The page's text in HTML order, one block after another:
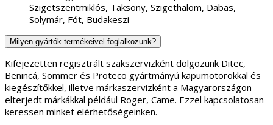
Szigetszentmiklós, Taksony, Szigethalom, Dabas,
Solymár, Fót, Budakeszi
Milyen gyártók termékeivel foglalkozunk?
Kifejezetten regisztrált szakszervizként dolgozunk Ditec,
Benincá, Sommer és Proteco gyártmányú kapumotorokkal és
kiegészítőkkel, illetve márkaszervizként a Magyarországon
elterjedt márkákkal például Roger, Came. Ezzel kapcsolatosan
keressen minket elérhetőségeinken.